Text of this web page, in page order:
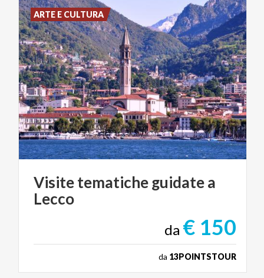
Visitetematicheguidatea
Lecco
da € 150
da 13POINTSTOUR
ARTE E CULTURA